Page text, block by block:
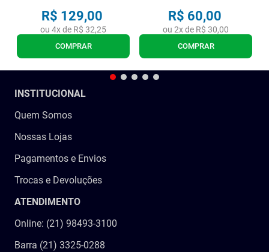
R$ 129,00
ou 4x de R$ 32,25
COMPRAR
R$ 60,00
ou 2x de R$ 30,00
COMPRAR
INSTITUCIONAL
Quem Somos
Nossas Lojas
Pagamentos e Envios
Trocas e Devoluções
ATENDIMENTO
Online: (21) 98493-3100
Barra (21) 3325-0288